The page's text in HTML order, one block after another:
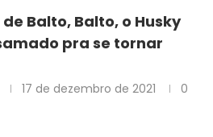
Balto, Balto, o Husky
pra se tornar
17 de dezembro de 2021
0